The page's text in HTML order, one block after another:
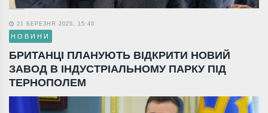
21 БЕРЕЗНЯ 2025, 15:40
НОВИНИ
БРИТАНЦІ ПЛАНУЮТЬ ВІДКРИТИ НОВИЙ
ЗАВОД В ІНДУСТРІАЛЬНОМУ ПАРКУ ПІД
ТЕРНОПОЛЕМ